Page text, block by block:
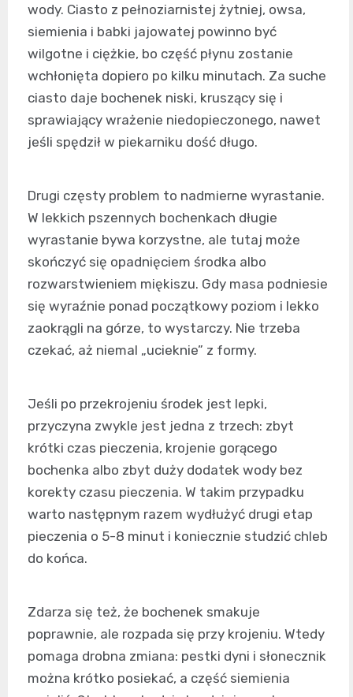
wody. Ciasto z pełnoziarnistej żytniej, owsa,
siemienia i babki jajowatej powinno być
wilgotne i ciężkie, bo część płynu zostanie
wchłonięta dopiero po kilku minutach. Za suche
ciasto daje bochenek niski, kruszący się i
sprawiający wrażenie niedopieczonego, nawet
jeśli spędził w piekarniku dość długo.
Drugi częsty problem to nadmierne wyrastanie.
W lekkich pszennych bochenkach długie
wyrastanie bywa korzystne, ale tutaj może
skończyć się opadnięciem środka albo
rozwarstwieniem miękiszu. Gdy masa podniesie
się wyraźnie ponad początkowy poziom i lekko
zaokrągli na górze, to wystarczy. Nie trzeba
czekać, aż niemal „ucieknie” z formy.
Jeśli po przekrojeniu środek jest lepki,
przyczyna zwykle jest jedna z trzech: zbyt
krótki czas pieczenia, krojenie gorącego
bochenka albo zbyt duży dodatek wody bez
korekty czasu pieczenia. W takim przypadku
warto następnym razem wydłużyć drugi etap
pieczenia o 5-8 minut i koniecznie studzić chleb
do końca.
Zdarza się też, że bochenek smakuje
poprawnie, ale rozpada się przy krojeniu. Wtedy
pomaga drobna zmiana: pestki dyni i słonecznik
można krótko posiekać, a część siemienia